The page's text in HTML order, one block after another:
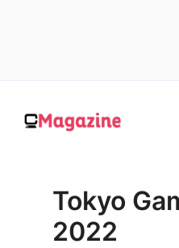
contenuto
Tokyo
2022